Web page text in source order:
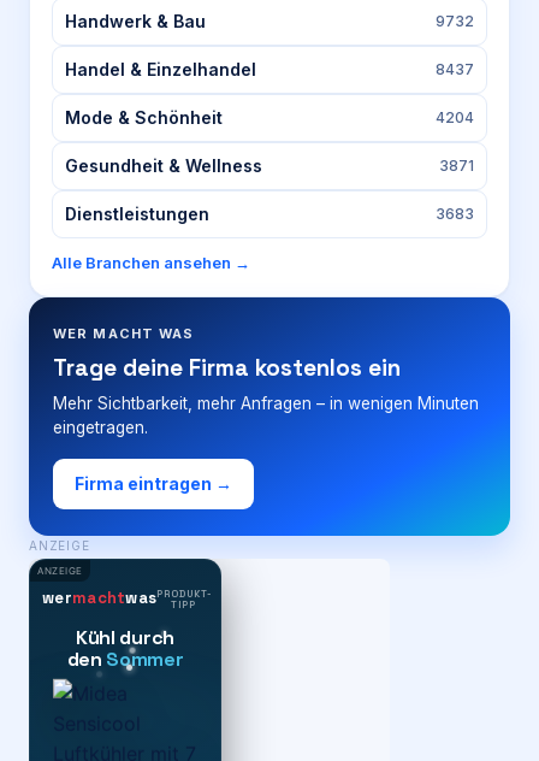
Handwerk & Bau 9732
Handel & Einzelhandel 8437
Mode & Schönheit 4204
Gesundheit & Wellness 3871
Dienstleistungen 3683
Alle Branchen ansehen →
WER MACHT WAS
Trage deine Firma kostenlos ein
Mehr Sichtbarkeit, mehr Anfragen – in wenigen Minuten
eingetragen.
Firma eintragen →
ANZEIGE
ANZEIGE
wermachtwasPRODUKT-
TIPP
Kühl durch
den Sommer